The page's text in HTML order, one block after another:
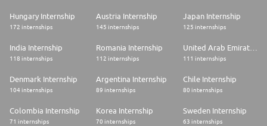
Hungary Internship
172 internships
Austria Internship
145 internships
Japan Internship
125 internships
India Internship
118 internships
Romania Internship
112 internships
United Arab Emirates Internship
111 internships
Denmark Internship
104 internships
Argentina Internship
89 internships
Chile Internship
80 internships
Colombia Internship
71 internships
Korea Internship
70 internships
Sweden Internship
63 internships